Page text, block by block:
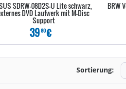
SDRW-08D2S-U Lite schwarz,
DVD Laufwerk mit M-Disc
Support
3980€
BRW
Sortierung: